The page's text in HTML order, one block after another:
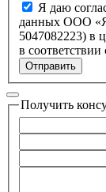
Я даю
данных ООО
5047082223) в целях обработки запроса и обратной связи,
в соответствии
Отправить
Получить